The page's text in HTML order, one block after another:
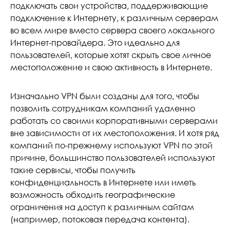
подключать свои устройства, поддерживающие
подключение к Интернету, к различным серверам
во всем мире вместо сервера своего локального
Интернет-провайдера. Это идеально для
пользователей, которые хотят скрыть свое личное
местоположение и свою активность в Интернете.
Изначально VPN были созданы для того, чтобы
позволить сотрудникам компаний удаленно
работать со своими корпоративными серверами
вне зависимости от их местоположения. И хотя ряд
компаний по-прежнему используют VPN по этой
причине, большинство пользователей используют
такие сервисы, чтобы получить
конфиденциальность в Интернете или иметь
возможность обходить географические
ограничения на доступ к различным сайтам
(например, потоковая передача контента).